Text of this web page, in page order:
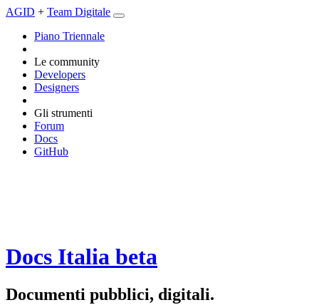
AGID + Team Digitale
Piano Triennale
Le community
Developers
Designers
Gli strumenti
Forum
Docs
GitHub
Docs Italia beta
Documenti pubblici, digitali.